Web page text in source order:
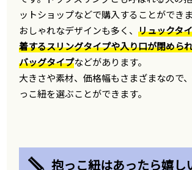
ットショップなどで購入することができま
おしゃれなデザインも多く、リュックタ
着するスリングタイプや入り口が閉めら
バッグタイプなどがあります。
大きさや素材、価格幅もさまざまなので
っこ紐を選ぶことができます。
抱っこ紐はあったら嬉し